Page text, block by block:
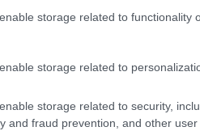
storage related to functionality
storage related to
storage related to security,
and fraud prevention, and other user